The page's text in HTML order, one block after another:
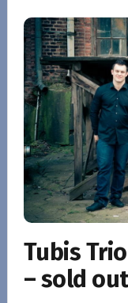
Tubis
– sold out